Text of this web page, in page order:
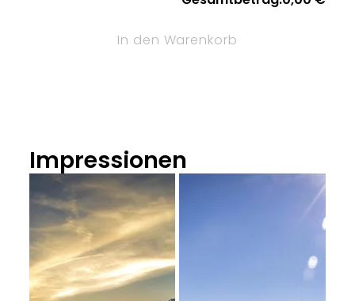
In den Warenkorb
Impressionen